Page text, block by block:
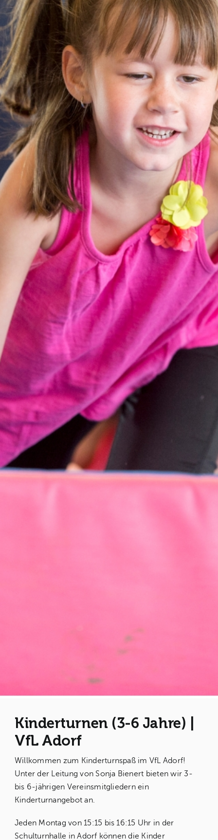
Kinderturnen (3-6 Jahre) |
VfL Adorf
Willkommen zum Kinderturnspaß im VfL Adorf!
Unter der Leitung von Sonja Bienert bieten wir 3-
bis 6-jährigen Vereinsmitgliedern ein
Kinderturnangebot an.
Jeden Montag von 15:15 bis 16:15 Uhr in der
Schulturnhalle in Adorf können die Kinder